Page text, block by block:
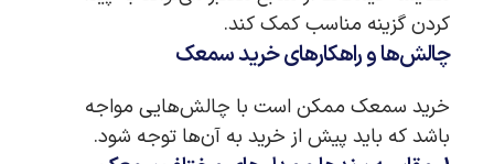
کردن گزینه مناسب کمک کند.
چالش‌ها و راهکارهای خرید سمعک
خرید سمعک ممکن است با چالش‌هایی مواجه
باشد که باید پیش از خرید به آن‌ها توجه شود.